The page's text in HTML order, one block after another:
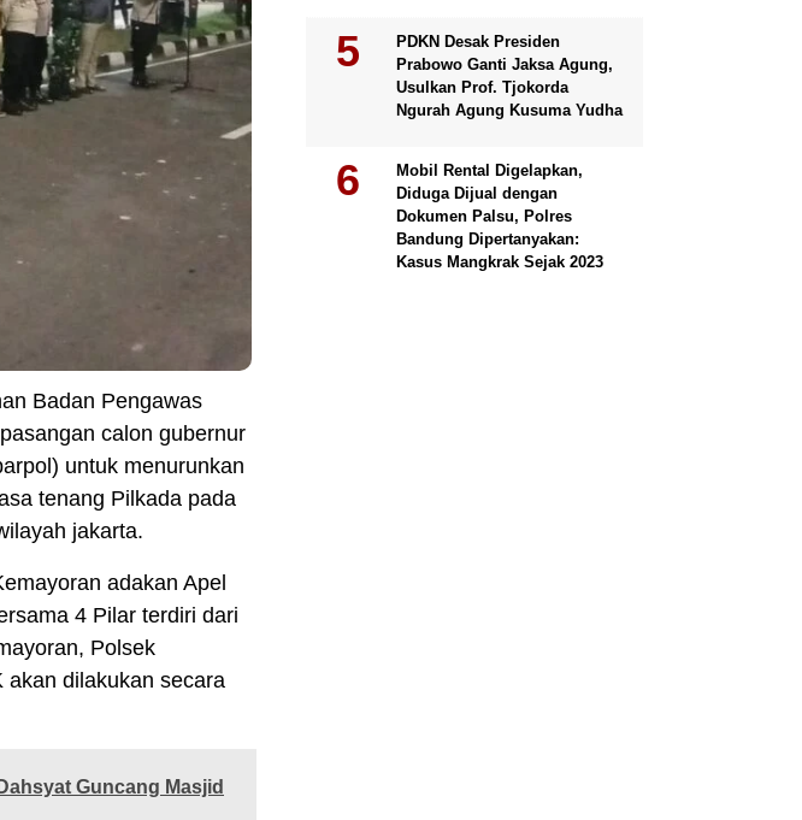
Badan Pengawas
calon gubernur
untuk menurunkan
tenang Pilkada pada
jakarta.
adakan Apel
4 Pilar terdiri dari
Polsek
akan dilakukan secara
Guncang Masjid
PDKN Desak Presiden
Prabowo Ganti Jaksa Agung,
Usulkan Prof. Tjokorda
Ngurah Agung Kusuma Yudha
Mobil Rental Digelapkan,
Diduga Dijual dengan
Dokumen Palsu, Polres
Bandung Dipertanyakan:
Kasus Mangkrak Sejak 2023